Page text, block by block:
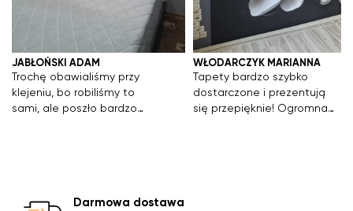
JABŁOŃSKI ADAM
Trochę obawialiśmy przy
klejeniu, bo robiliśmy to
sami, ale poszło bardzo
polecamy wszystkim, nie
WŁODARCZYK MARIANNA
Tapety bardzo szybko
dostarczone i prezentują
się przepięknie! Ogromna
Darmowa dostawa